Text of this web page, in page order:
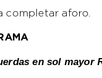
completar aforo.
en sol mayor